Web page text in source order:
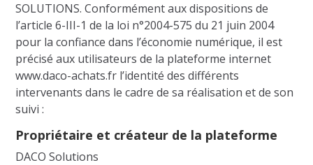
SOLUTIONS. Conformément aux dispositions de
l’article 6-III-1 de la loi n°2004-575 du 21 juin 2004
pour la confiance dans l’économie numérique, il est
précisé aux utilisateurs de la plateforme internet
www.daco-achats.fr l’identité des différents
intervenants dans le cadre de sa réalisation et de son
suivi :
Propriétaire et créateur de la plateforme
DACO Solutions